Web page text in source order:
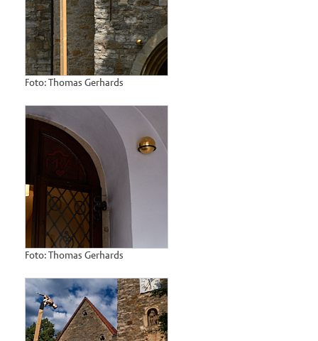
Foto: Thomas Gerhards
Foto: Thomas Gerhards